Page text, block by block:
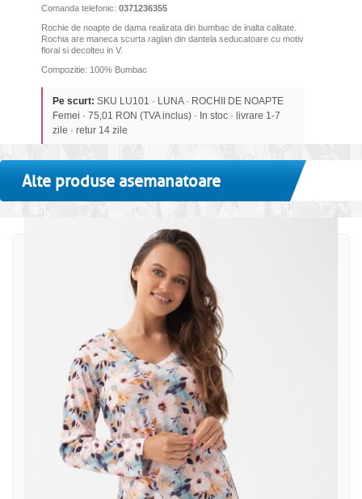
Comanda telefonic: 0371236355
Rochie de noapte de dama realizata din bumbac de inalta calitate.
Rochia are maneca scurta raglan din dantela seducatoare cu motiv
floral si decolteu in V.
Compozitie: 100% Bumbac
Pe scurt: SKU LU101 · LUNA · ROCHII DE NOAPTE
Femei · 75,01 RON (TVA inclus) · In stoc · livrare 1-7
zile · retur 14 zile
Alte produse asemanatoare